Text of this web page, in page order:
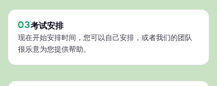
03考试安排
现在开始安排时间，您可以自己安排，或者我们的团队
很乐意为您提供帮助。